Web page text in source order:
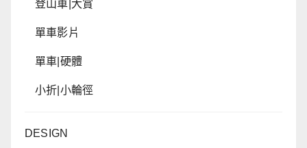
登山車|大賞
單車影片
單車|硬體
小折|小輪徑
DESIGN